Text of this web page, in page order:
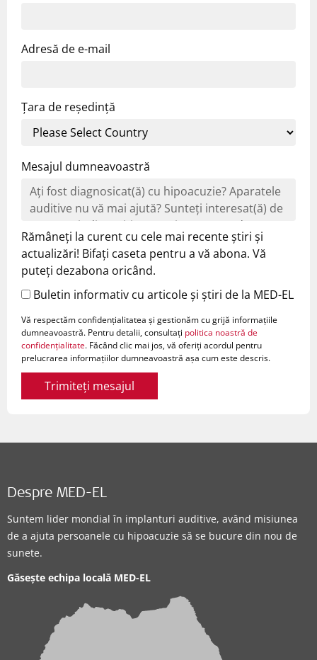
Adresă de e-mail
Țara de reședință
Mesajul dumneavoastră
Rămâneți la curent cu cele mai recente știri și
actualizări! Bifați caseta pentru a vă abona. Vă
puteți dezabona oricând.
Buletin informativ cu articole și știri de la MED-EL
Vă respectăm confidențialitatea și gestionăm cu grijă informațiile
dumneavoastră. Pentru detalii, consultați politica noastră de
confidențialitate. Făcând clic mai jos, vă oferiți acordul pentru
prelucrarea informațiilor dumneavoastră așa cum este descris.
Trimiteți mesajul
Despre MED-EL
Suntem lider mondial în implanturi auditive, având misiunea
de a ajuta persoanele cu hipoacuzie să se bucure din nou de
sunete.
Găsește echipa locală MED-EL